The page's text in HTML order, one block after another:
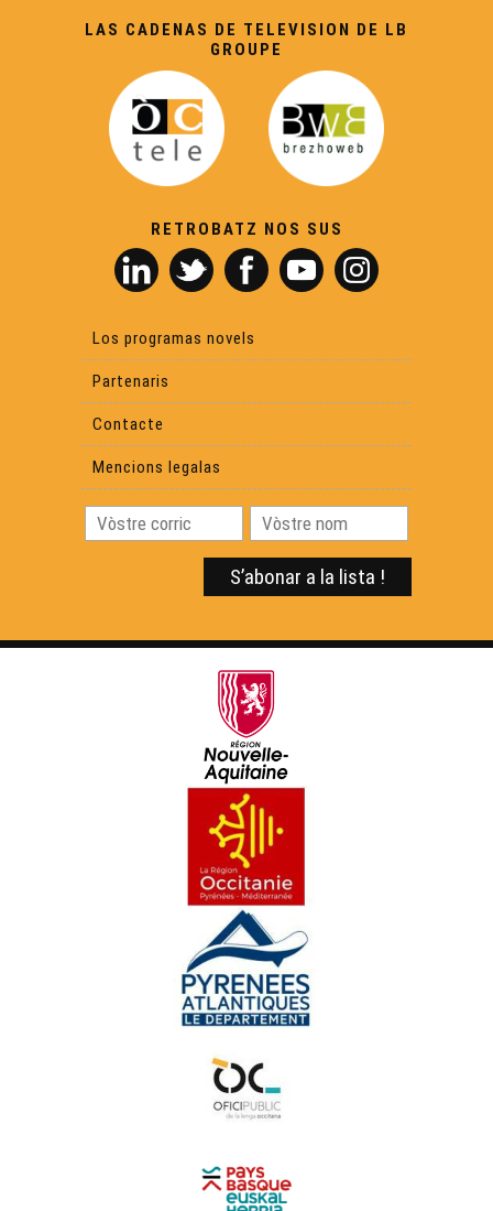
Ligats - Nicolas PEUCH
Ligats - Magali UROZ
Ligats - Yves Boissières
Ligats - Maud Séguier
LAS CADENAS DE TELEVISION DE LB
GROUPE
RETROBATZ NOS SUS
Los programas novels
Partenaris
Contacte
Mencions legalas